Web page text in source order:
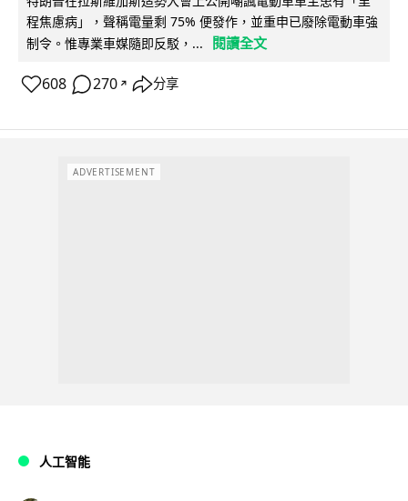
程焦慮病」，聲稱電量剩 75% 便發作，並重申已廢除電動車強
制令。惟專業車媒隨即反駁，...
閱讀全文
608 270 ↗ 分享
ADVERTISEMENT
人工智能